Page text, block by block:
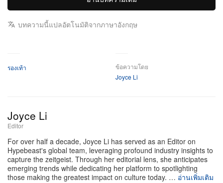
ยังคงถูกรักษาไว้อย่างไร้ที่ติ ทั้งคู่ยังซื่อสัตย์ต่อจริตของตัว
เองด้วยหน้าผ้าตาข่ายสีขาวสะอาดตา ไล่โทนเข้าสู่เฉด
Mint” ตามชื่อรุ่น สีเขียวโทนอ่อนแต่คมสดถูกนำมาไฮไลต์
อย่างพิถีพิถันบนห่วงร้อยเชือก โลโก้ Swoosh ปัก และยูนิต
อัปเปอร์โทนเทาเข้มได้อย่างมีมิติ.
แม้โทนสีจะสะดุดตาเป็นทุนเดิมอยู่แล้ว แต่ประเด็นที่น่า
จับตามองที่สุดของเวอร์ชันรีโทรปี 2026 คือระบบพื้นและ
โครงสร้างใต้เท้า Nike อัปเดตรุ่น “Fresh Mint” ด้วยการใส่
เซ็ตอัป Air แบบ “Big Bubble” ที่เพิ่งถูกรีสโตร์กลับมาไม่กี่ปี
บทความนี้แปลอัตโนมัติจากภาษาอังกฤษ
รองเท้า
ข้อความโดย
Joyce Li
Joyce Li
Editor
For over half a decade, Joyce Li has served as an Editor on
Hypebeast's global team, leveraging profound industry insights to
capture the zeitgeist. Through her editorial lens, she anticipates
emerging trends while dedicating her platform to spotlighting
those making the greatest impact on culture today. … อ่านเพิ่มเติม